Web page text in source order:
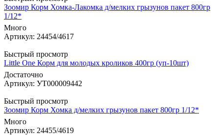
Зоомир Корм Хомка-Лакомка д/мелких грызунов пакет 800гр
1/12*
Много
Артикул: 24454/4617
Быстрый просмотр
Little One Корм для молодых кроликов 400гр (уп-10шт)
Достаточно
Артикул: УТ000009442
Быстрый просмотр
Зоомир Корм Хомка д/мелких грызунов пакет 800гр 1/12*
Много
Артикул: 24455/4619